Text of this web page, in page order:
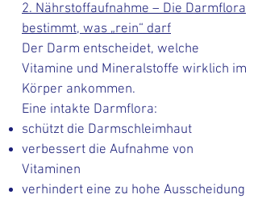
2. Nährstoffaufnahme – Die Darmflora
bestimmt, was „rein“ darf
Der Darm entscheidet, welche
Vitamine und Mineralstoffe wirklich im
Körper ankommen.
Eine intakte Darmflora:
schützt die Darmschleimhaut
verbessert die Aufnahme von
Vitaminen
verhindert eine zu hohe Ausscheidung